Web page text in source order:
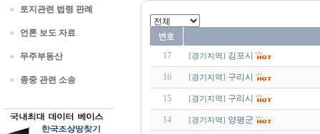
토지관련 법령 판례
언론 보도 자료
무주부동산
종중 관련 소송
17 [경기지역] 김포시
16 [경기지역] 구리시
15 [경기지역] 구리시
14 [경기지역] 양평군